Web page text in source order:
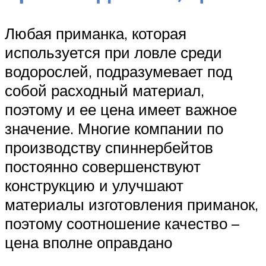
Любая приманка, которая
используется при ловле среди
водорослей, подразумевает под
собой расходный материал,
поэтому и ее цена имеет важное
значение. Многие компании по
производству спиннербейтов
постоянно совершенствуют
конструкцию и улучшают
материалы изготовления приманок,
поэтому соотношение качество –
цена вполне оправдано